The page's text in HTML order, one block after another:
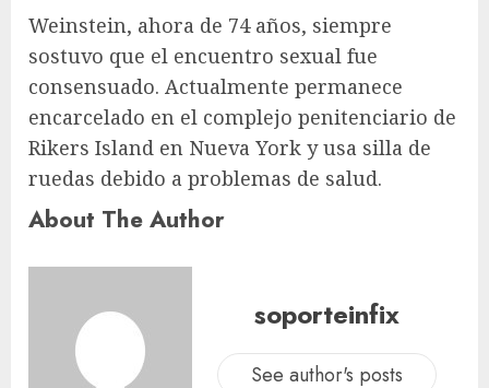
Weinstein, ahora de 74 años, siempre
sostuvo que el encuentro sexual fue
consensuado. Actualmente permanece
encarcelado en el complejo penitenciario de
Rikers Island en Nueva York y usa silla de
ruedas debido a problemas de salud.
About The Author
soporteinfix
See author's posts